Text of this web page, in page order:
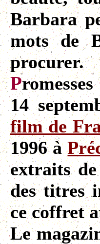
Barbara
mots de
procurer.
P
14
film de
1996 à
extraits
des titres
ce coffret
Le